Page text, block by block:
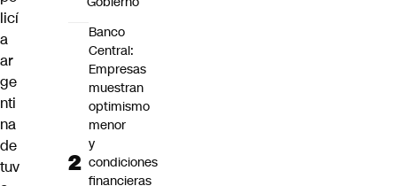
licí
a
ar
ge
nti
na
de
tuv
Banco
Central:
Empresas
muestran
optimismo
menor
y
condiciones
financieras